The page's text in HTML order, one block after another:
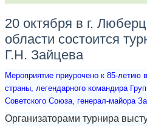
20 октября в г.
области состоится
Г.Н. Зайцева
Мероприятие приурочено к 85-
страны, легендарного командира
Советского Союза, генерал-майора
Организаторами турнира